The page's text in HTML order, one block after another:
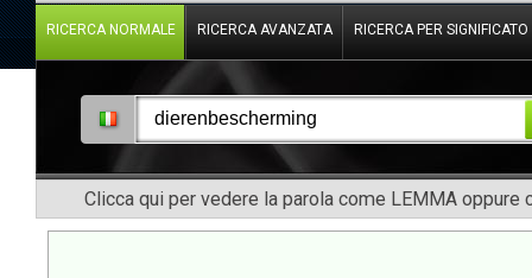
RICERCA NORMALE RICERCA AVANZATA RICERCA PER SIGNIFICATO
Clicca qui per vedere la parola come LEMMA oppure